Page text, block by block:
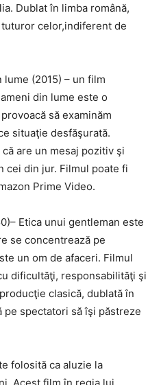
Dublat în limba română,
celor,indiferent de
(2015) – un film
din lume este o
să examinăm
situaţie desfăşurată.
are un mesaj pozitiv şi
cei din jur. Filmul poate fi
Prime Video.
Etica unui gentleman este
se concentrează pe
un om de afaceri. Filmul
dificultăţi, responsabilităţi şi
clasică, dublată în
pe spectatori să îşi păstreze
folosită ca aluzie la